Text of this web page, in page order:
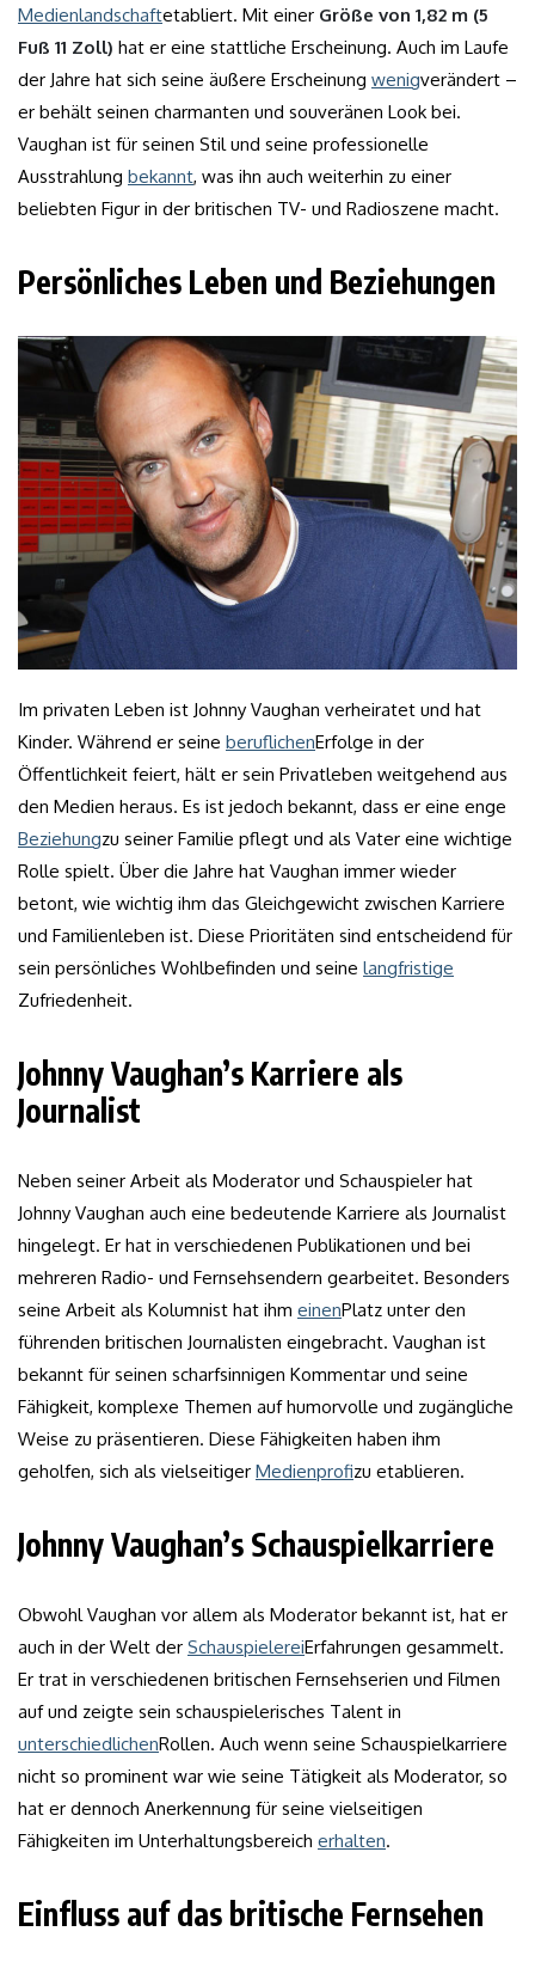
Medienlandschaftetabliert. Mit einer Größe von 1,82 m (5
Fuß 11 Zoll) hat er eine stattliche Erscheinung. Auch im Laufe
der Jahre hat sich seine äußere Erscheinung wenigverändert –
er behält seinen charmanten und souveränen Look bei.
Vaughan ist für seinen Stil und seine professionelle
Ausstrahlung bekannt, was ihn auch weiterhin zu einer
beliebten Figur in der britischen TV- und Radioszene macht.
Persönliches Leben und Beziehungen
Im privaten Leben ist Johnny Vaughan verheiratet und hat
Kinder. Während er seine beruflichenErfolge in der
Öffentlichkeit feiert, hält er sein Privatleben weitgehend aus
den Medien heraus. Es ist jedoch bekannt, dass er eine enge
Beziehungzu seiner Familie pflegt und als Vater eine wichtige
Rolle spielt. Über die Jahre hat Vaughan immer wieder
betont, wie wichtig ihm das Gleichgewicht zwischen Karriere
und Familienleben ist. Diese Prioritäten sind entscheidend für
sein persönliches Wohlbefinden und seine langfristige
Zufriedenheit.
Johnny Vaughan’s Karriere als
Journalist
Neben seiner Arbeit als Moderator und Schauspieler hat
Johnny Vaughan auch eine bedeutende Karriere als Journalist
hingelegt. Er hat in verschiedenen Publikationen und bei
mehreren Radio- und Fernsehsendern gearbeitet. Besonders
seine Arbeit als Kolumnist hat ihm einenPlatz unter den
führenden britischen Journalisten eingebracht. Vaughan ist
bekannt für seinen scharfsinnigen Kommentar und seine
Fähigkeit, komplexe Themen auf humorvolle und zugängliche
Weise zu präsentieren. Diese Fähigkeiten haben ihm
geholfen, sich als vielseitiger Medienprofizu etablieren.
Johnny Vaughan’s Schauspielkarriere
Obwohl Vaughan vor allem als Moderator bekannt ist, hat er
auch in der Welt der SchauspielereiErfahrungen gesammelt.
Er trat in verschiedenen britischen Fernsehserien und Filmen
auf und zeigte sein schauspielerisches Talent in
unterschiedlichenRollen. Auch wenn seine Schauspielkarriere
nicht so prominent war wie seine Tätigkeit als Moderator, so
hat er dennoch Anerkennung für seine vielseitigen
Fähigkeiten im Unterhaltungsbereich erhalten.
Einfluss auf das britische Fernsehen